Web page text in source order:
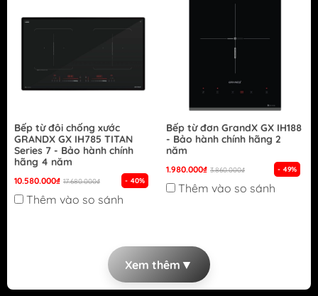
Bếp từ đôi chống xước
GRANDX GX IH785 TITAN
Series 7 - Bảo hành chính
hãng 4 năm
10.580.000₫ 17.680.000₫ - 40%
Thêm vào so sánh
Bếp từ đơn GrandX GX IH188
- Bảo hành chính hãng 2
năm
1.980.000₫ 3.860.000₫ - 49%
Thêm vào so sánh
Xem thêm ▼